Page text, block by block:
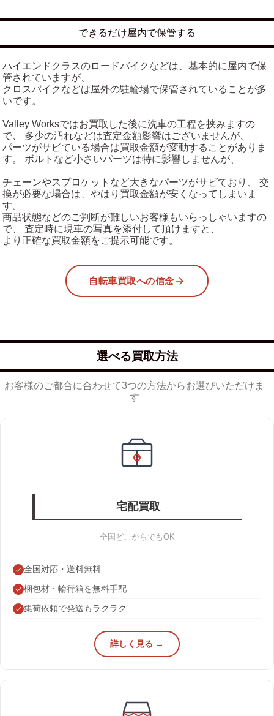
できるだけ屋内で保管する
ハイエンドクラスのロードバイクなどは、基本的に屋内で保
管されていますが、
クロスバイクなどは屋外の駐輪場で保管されていることが多
いです。
Valley Worksではお買取した後に洗車の工程を挟みますの
で、 多少の汚れなどは査定金額影響はございませんが、
パーツがサビている場合は買取金額が変動することがありま
す。 ボルトなど小さいパーツは特に影響しませんが、
チェーンやスプロケットなど大きなパーツがサビており、 交
換が必要な場合は、やはり買取金額が安くなってしまいま
す。
商品状態などのご判断が難しいお客様もいらっしゃいますの
で、 査定時に現車の写真を添付して頂けますと、
より正確な買取金額をご提示可能です。
自転車買取への信念
選べる買取方法
お客様のご都合に合わせて3つの方法からお選びいただけま
す
宅配買取
全国どこからでもOK
全国対応・送料無料
梱包材・輪行箱を無料手配
集荷依頼で発送もラクラク
詳しく見る →